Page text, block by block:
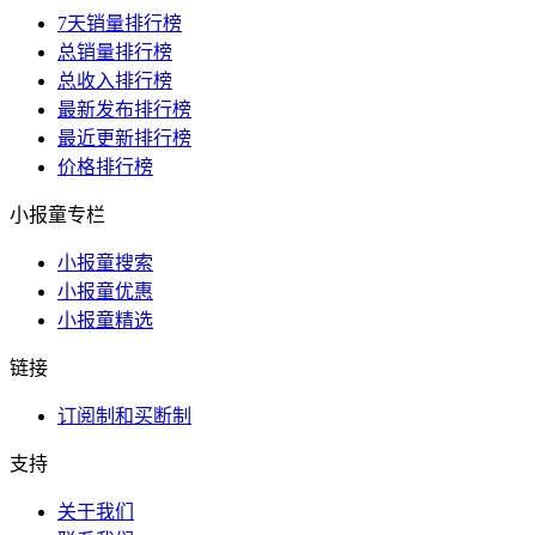
7天销量排行榜
总销量排行榜
总收入排行榜
最新发布排行榜
最近更新排行榜
价格排行榜
小报童专栏
小报童搜索
小报童优惠
小报童精选
链接
订阅制和买断制
支持
关于我们